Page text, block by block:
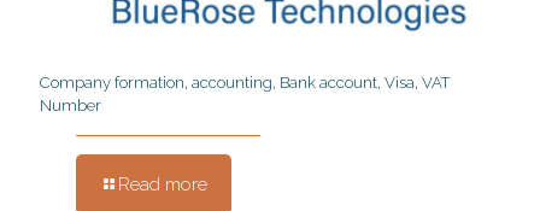
Company formation, accounting, Bank account, Visa, VAT
Number
Read more